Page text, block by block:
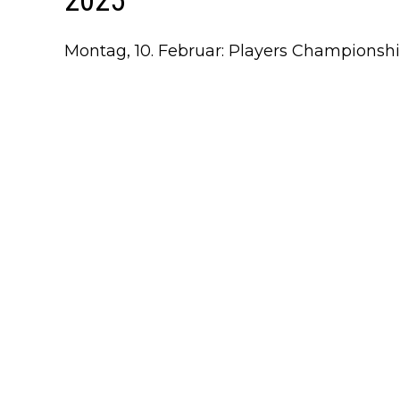
Montag, 10. Februar: Players